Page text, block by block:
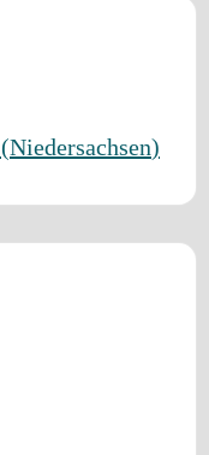
(Niedersachsen)